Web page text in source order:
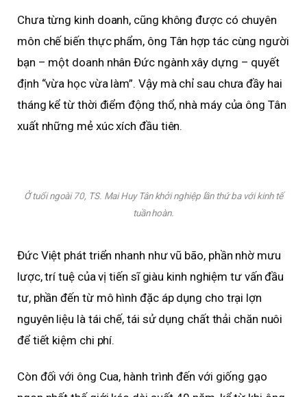
Chưa từng kinh doanh, cũng không được có chuyên
môn chế biến thực phẩm, ông Tân hợp tác cùng người
bạn – một doanh nhân Đức ngành xây dựng – quyết
định “vừa học vừa làm”. Vậy mà chỉ sau chưa đầy hai
tháng kể từ thời điểm động thổ, nhà máy của ông Tân
xuất những mẻ xúc xích đầu tiên.
Ở tuổi ngoài 70, TS. Mai Huy Tân khởi nghiệp lần thứ ba với kinh tế
tuần hoàn.
Đức Việt phát triển nhanh như vũ bão, phần nhờ mưu
lược, trí tuệ của vị tiến sĩ giàu kinh nghiệm tư vấn đầu
tư, phần đến từ mô hình đặc áp dụng cho trại lợn
nguyên liệu là tái chế, tái sử dụng chất thải chăn nuôi
để tiết kiệm chi phí.
Còn đối với ông Cua, hành trình đến với giống gạo